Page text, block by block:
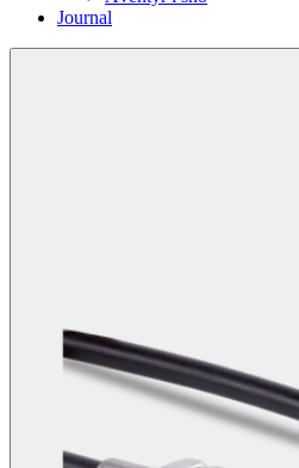
Journal